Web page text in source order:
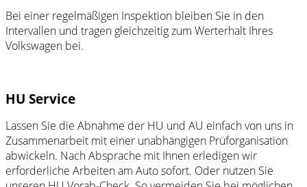
Bei einer regelmäßigen Inspektion bleiben Sie in den
Intervallen und tragen gleichzeitig zum Werterhalt Ihres
Volkswagen bei.
HU Service
Lassen Sie die Abnahme der HU und AU einfach von uns in
Zusammenarbeit mit einer unabhängigen Prüforganisation
abwickeln. Nach Absprache mit Ihnen erledigen wir
erforderliche Arbeiten am Auto sofort. Oder nutzen Sie